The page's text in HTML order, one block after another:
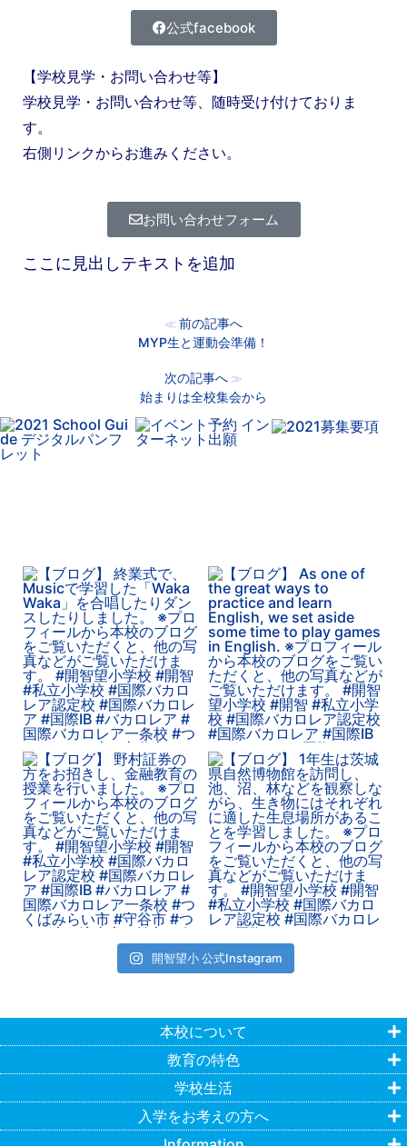
公式facebook
【学校見学・お問い合わせ等】
学校見学・お問い合わせ等、随時受け付けておりま
す。
右側リンクからお進みください。
お問い合わせフォーム
ここに見出しテキストを追加
≪ 前の記事へ
MYP生と運動会準備！
次の記事へ ≫
始まりは全校集会から
開智望小 公式Instagram
本校について
教育の特色
学校生活
入学をお考えの方へ